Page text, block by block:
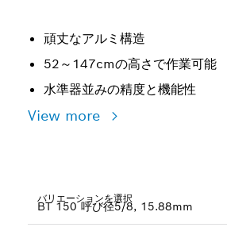
頑丈なアルミ構造
52～147cmの高さで作業可能
水準器並みの精度と機能性
View more
バリエーションを選択